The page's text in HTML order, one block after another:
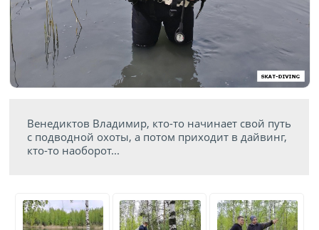
Венедиктов Владимир, кто-то начинает свой путь
с подводной охоты, а потом приходит в дайвинг,
кто-то наоборот...